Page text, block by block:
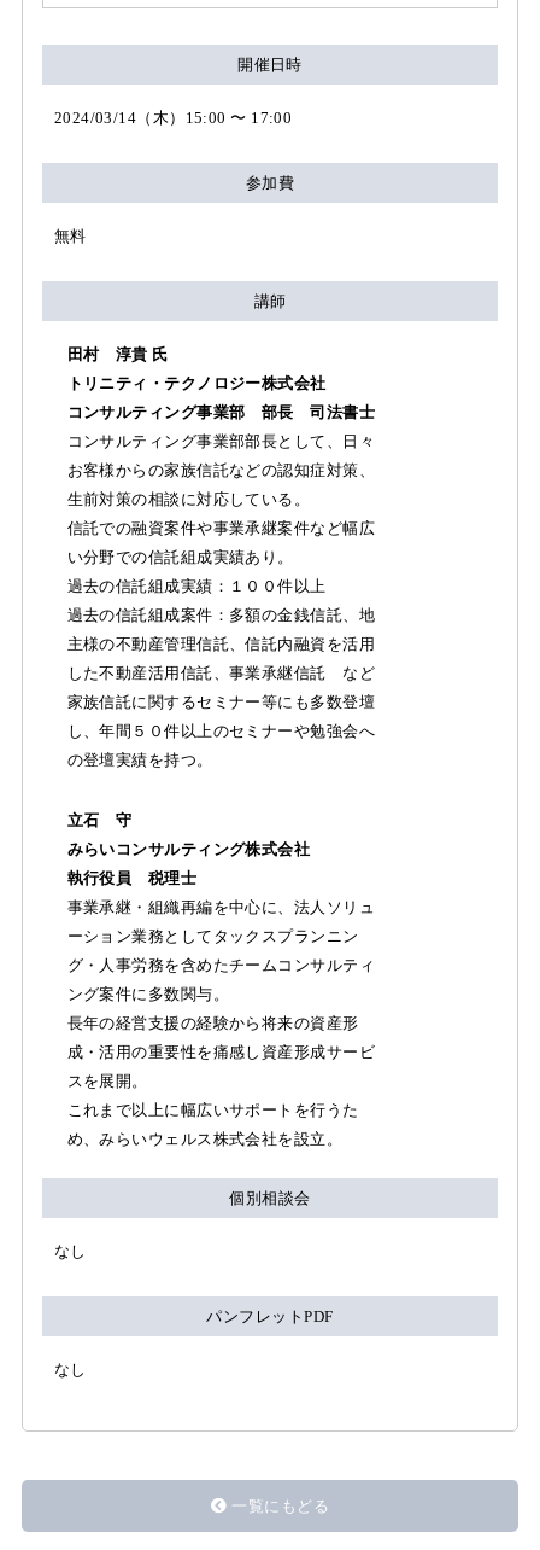
開催日時
2024/03/14（木）15:00 〜 17:00
参加費
無料
講師
田村 淳貴 氏
トリニティ・テクノロジー株式会社
コンサルティング事業部 部長 司法書士
コンサルティング事業部部長として、日々
お客様からの家族信託などの認知症対策、
生前対策の相談に対応している。
信託での融資案件や事業承継案件など幅広
い分野での信託組成実績あり。
過去の信託組成実績：１００件以上
過去の信託組成案件：多額の金銭信託、地
主様の不動産管理信託、信託内融資を活用
した不動産活用信託、事業承継信託 など
家族信託に関するセミナー等にも多数登壇
し、年間５０件以上のセミナーや勉強会へ
の登壇実績を持つ。
立石 守
みらいコンサルティング株式会社
執行役員 税理士
事業承継・組織再編を中心に、法人ソリュ
ーション業務としてタックスプランニン
グ・人事労務を含めたチームコンサルティ
ング案件に多数関与。
長年の経営支援の経験から将来の資産形
成・活用の重要性を痛感し資産形成サービ
スを展開。
これまで以上に幅広いサポートを行うた
め、みらいウェルス株式会社を設立。
個別相談会
なし
パンフレットPDF
なし
一覧にもどる